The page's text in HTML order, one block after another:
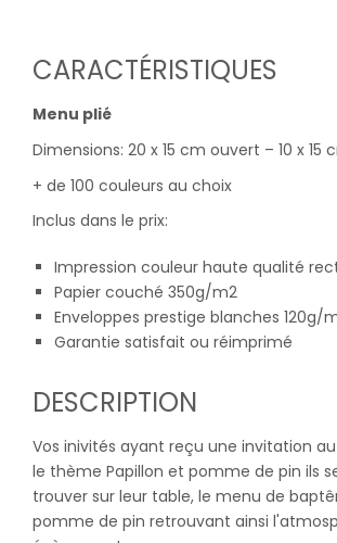
CARACTÉRISTIQUES
Menu plié
Dimensions: 20 x 15 cm ouvert – 10 x 15
+ de 100 couleurs au choix
Inclus dans le prix:
Impression couleur haute qualité
Papier couché 350g/m2
Enveloppes prestige blanches 120g/
Garantie satisfait ou réimprimé
DESCRIPTION
Vos inivités ayant reçu une invitation
le thème Papillon et pomme de pin ils
trouver sur leur table, le menu de
pomme de pin retrouvant ainsi